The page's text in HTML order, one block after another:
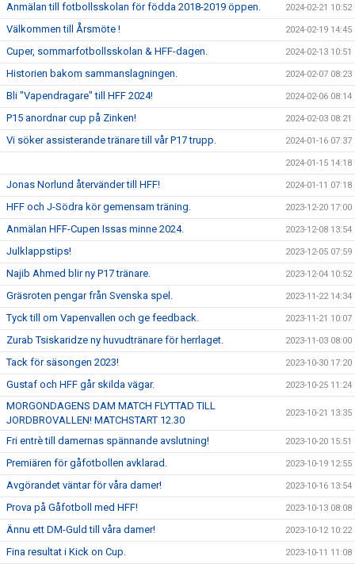
Anmälan till fotbollsskolan för födda 2018-2019 öppen. 2024-02-21 10:52
Välkommen till Årsmöte ! 2024-02-19 14:45
Cuper, sommarfotbollsskolan & HFF-dagen. 2024-02-13 10:51
Historien bakom sammanslagningen. 2024-02-07 08:23
Bli "Vapendragare" till HFF 2024! 2024-02-06 08:14
P15 anordnar cup på Zinken! 2024-02-03 08:21
Vi söker assisterande tränare till vår P17 trupp. 2024-01-16 07:37
2024-01-15 14:18
Jonas Norlund återvänder till HFF! 2024-01-11 07:18
HFF och J-Södra kör gemensam träning. 2023-12-20 17:00
Anmälan HFF-Cupen Issas minne 2024. 2023-12-08 13:54
Julklappstips! 2023-12-05 07:59
Najib Ahmed blir ny P17 tränare. 2023-12-04 10:52
Gräsroten pengar från Svenska spel. 2023-11-22 14:34
Tyck till om Vapenvallen och ge feedback. 2023-11-21 10:07
Zurab Tsiskaridze ny huvudtränare för herrlaget. 2023-11-03 08:00
Tack för säsongen 2023! 2023-10-30 17:20
Gustaf och HFF går skilda vägar. 2023-10-25 11:24
MORGONDAGENS DAM MATCH FLYTTAD TILL
JORDBROVALLEN! MATCHSTART 12.30
2023-10-21 13:35
Fri entrè till damernas spännande avslutning! 2023-10-20 15:51
Premiären för gåfotbollen avklarad. 2023-10-19 12:55
Avgörandet väntar för våra damer! 2023-10-16 13:54
Prova på Gåfotboll med HFF! 2023-10-13 08:08
Ännu ett DM-Guld till våra damer! 2023-10-12 10:22
Fina resultat i Kick on Cup. 2023-10-11 11:08